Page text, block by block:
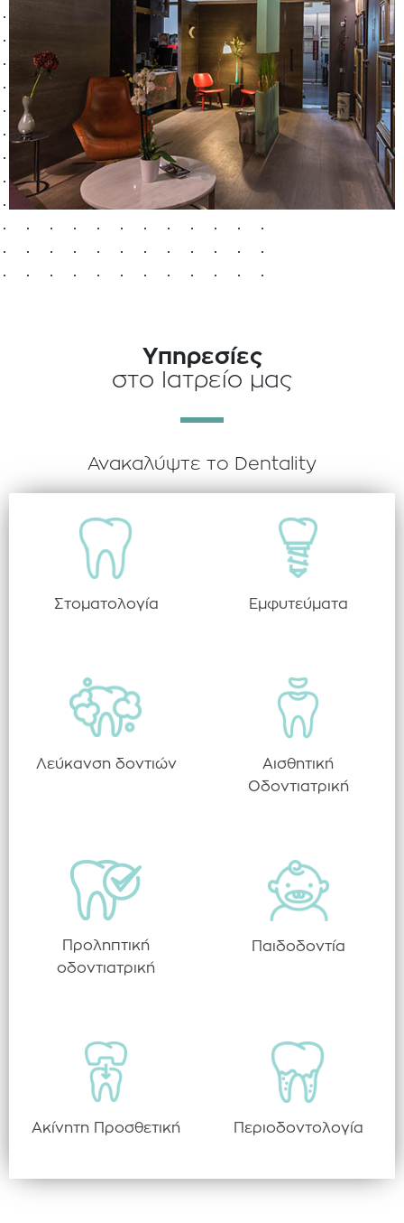
Υπηρεσίες
στο Ιατρείο μας
Ανακαλύψτε το Dentality
Στοματολογία Εμφυτεύματα
Λεύκανση δοντιών
Αισθητική
Οδοντιατρική
Προληπτική
οδοντιατρική
Παιδοδοντία
Ακίνητη Προσθετική Περιοδοντολογία